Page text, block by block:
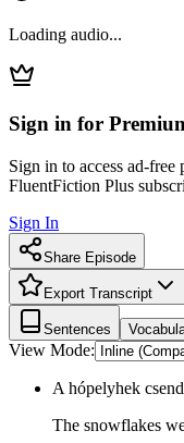
Loading audio...
Sign in for
Sign in to access ad-
FluentFiction Plus
Sign In
Share Episode
Export Transcript
Sentences
View Mode:
A hópelyhek
The snowflakes